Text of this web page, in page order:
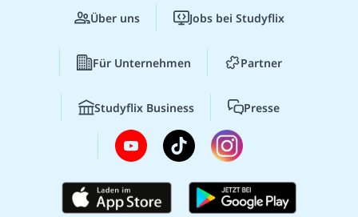
Über uns Jobs bei Studyflix
Für Unternehmen Partner
Studyflix Business Presse